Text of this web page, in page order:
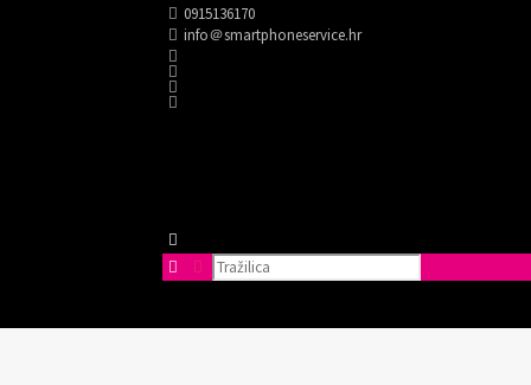
0915136170
info＠smartphoneservice.hr